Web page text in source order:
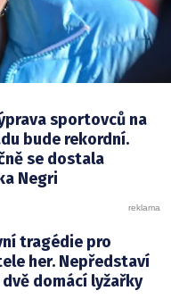
sportovců na
bude rekordní.
se dostala
Negri
tragédie pro
her. Nepředstaví
domácí lyžařky